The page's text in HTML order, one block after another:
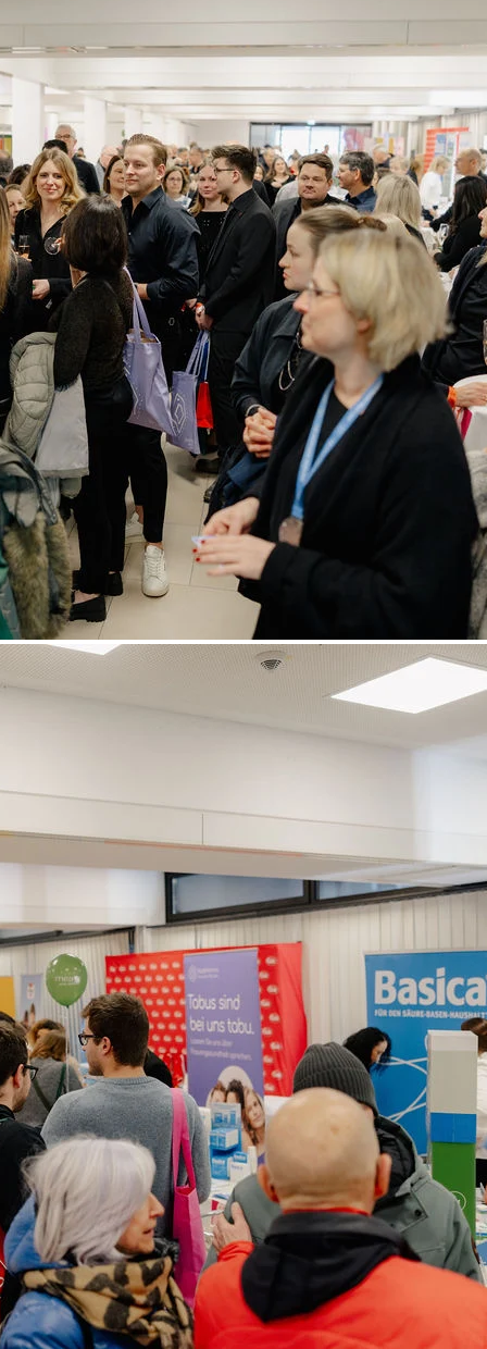
Bei Fragen helfen wir gerne!
T:
089 8581-550
@:
ski@sanacorp.de